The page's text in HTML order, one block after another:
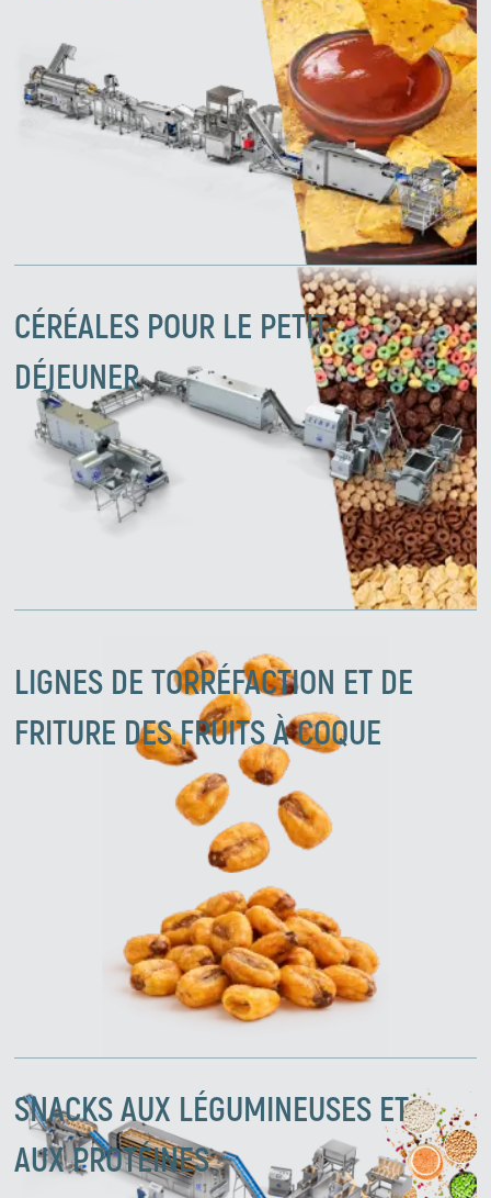
CÉRÉALES POUR LE PETIT-
DÉJEUNER
LIGNES DE TORRÉFACTION ET DE
FRITURE DES FRUITS À COQUE
SNACKS AUX LÉGUMINEUSES ET
AUX PROTÉINES